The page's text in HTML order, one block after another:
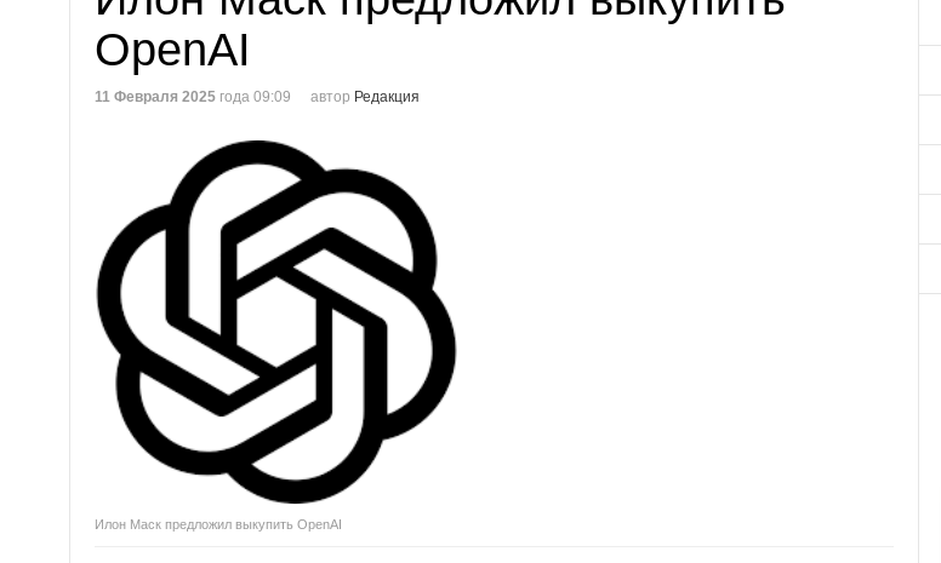
OpenAI
11 Февраля 2025 года 09:09 автор Редакция
Илон Маск предложил выкупить OpenAI